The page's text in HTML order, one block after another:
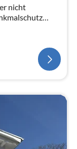
nicht